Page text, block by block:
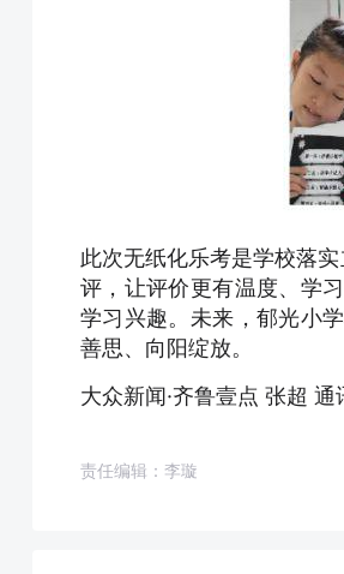
此次无纸化乐考是学校落
评，让评价更有温度、学
学习兴趣。未来，郁光小
善思、向阳绽放。
大众新闻·齐鲁壹点 张超
责任编辑：李璇